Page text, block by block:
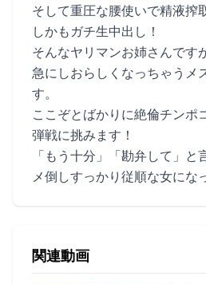
そして重圧な腰使いで精液搾
しかもガチ生中出し！
そんなヤリマンお姉さんです
急にしおらしくなっちゃうメ
す。
ここぞとばかりに絶倫チンポ
弾戦に挑みます！
「もう十分」「勘弁して」
メ倒しすっかり従順な女にな
関連動画